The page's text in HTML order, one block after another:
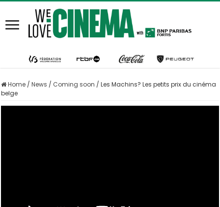
Home / News / Coming soon / Les Machins? Les petits prix du cinéma
belge